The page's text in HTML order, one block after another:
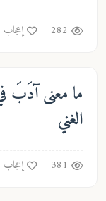
282 إعجاب
ما معنىآدَبَفي
الغني
381 إعجاب